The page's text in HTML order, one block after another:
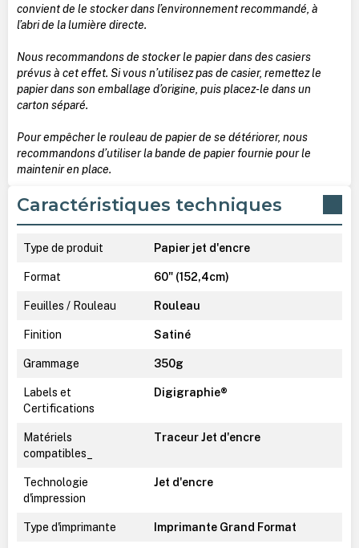
convient de le stocker dans l’environnement recommandé, à
l’abri de la lumière directe.
Nous recommandons de stocker le papier dans des casiers
prévus à cet effet. Si vous n’utilisez pas de casier, remettez le
papier dans son emballage d’origine, puis placez-le dans un
carton séparé.
Pour empêcher le rouleau de papier de se détériorer, nous
recommandons d’utiliser la bande de papier fournie pour le
maintenir en place.
Caractéristiques techniques
Type de produit Papier jet d'encre
Format 60" (152,4cm)
Feuilles / Rouleau Rouleau
Finition Satiné
Grammage 350g
Labels et
Certifications
Digigraphie®
Matériels
compatibles_
Traceur Jet d'encre
Technologie
d'impression
Jet d'encre
Type d'imprimante Imprimante Grand Format